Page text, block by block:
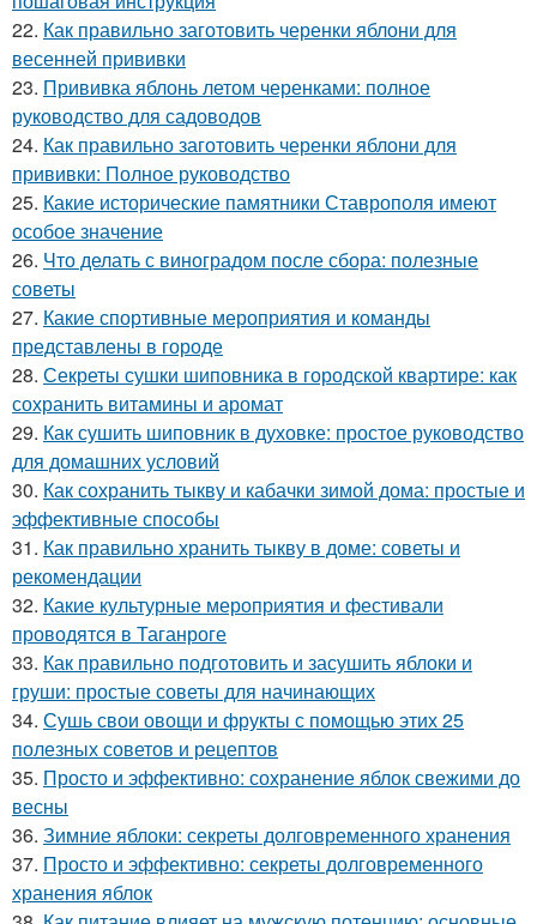
22. Как правильно заготовить черенки яблони для
весенней прививки
23. Прививка яблонь летом черенками: полное
руководство для садоводов
24. Как правильно заготовить черенки яблони для
прививки: Полное руководство
25. Какие исторические памятники Ставрополя имеют
особое значение
26. Что делать с виноградом после сбора: полезные
советы
27. Какие спортивные мероприятия и команды
представлены в городе
28. Секреты сушки шиповника в городской квартире: как
сохранить витамины и аромат
29. Как сушить шиповник в духовке: простое руководство
для домашних условий
30. Как сохранить тыкву и кабачки зимой дома: простые и
эффективные способы
31. Как правильно хранить тыкву в доме: советы и
рекомендации
32. Какие культурные мероприятия и фестивали
проводятся в Таганроге
33. Как правильно подготовить и засушить яблоки и
груши: простые советы для начинающих
34. Сушь свои овощи и фрукты с помощью этих 25
полезных советов и рецептов
35. Просто и эффективно: сохранение яблок свежими до
весны
36. Зимние яблоки: секреты долговременного хранения
37. Просто и эффективно: секреты долговременного
хранения яблок